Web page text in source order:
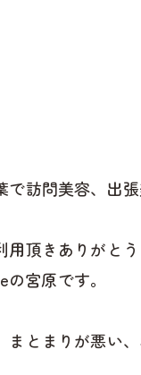
で訪問美容、出
用頂きありがと
宮原です。
まとまりが悪い